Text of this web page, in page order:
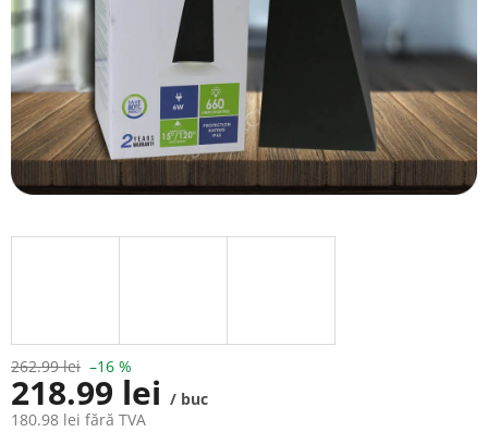
262.99 lei –16 %
218.99 lei / buc
180.98 lei fără TVA